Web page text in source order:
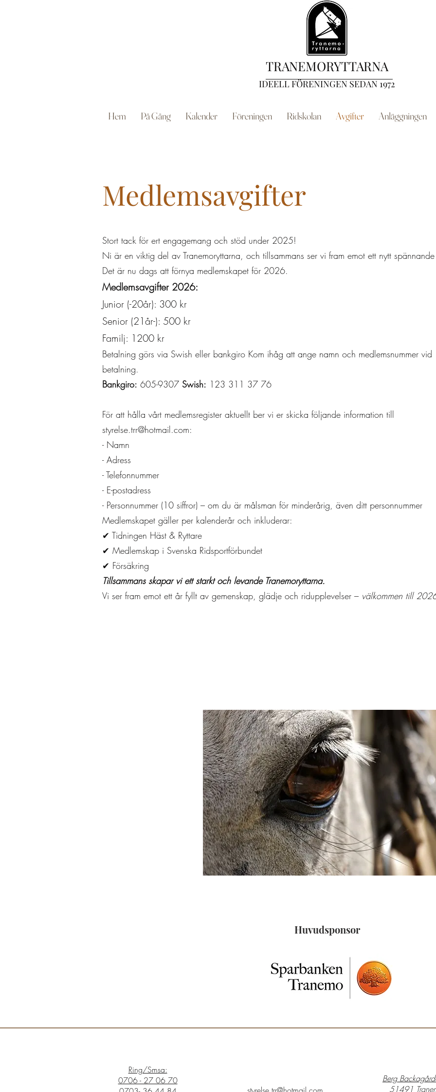
TRANEMORYTTARNA
IDEELL FÖRENINGEN SEDAN 1972
Hem På Gång Kalender Föreningen Ridskolan Avgifter Anläggningen
Medlemsavgifter
Stort tack för ert engagemang och stöd under 2025!
Ni är en viktig del av Tranemoryttarna, och tillsammans ser vi fram emot ett nytt
Det är nu dags att förnya medlemskapet för 2026.
Medlemsavgifter 2026:
Junior (-20år): 300 kr
Senior (21år-): 500 kr
Familj: 1200 kr
Betalning görs via Swish eller bankgiro Kom ihåg att ange namn och medlemsnummer vid
betalning.
Bankgiro: 605-9307 Swish: 123 311 37 76
För att hålla vårt medlemsregister aktuellt ber vi er skicka följande information till
styrelse.trr@hotmail.com:
- Namn
- Adress
- Telefonnummer
- E-postadress
- Personnummer (10 siffror) – om du är målsman för minderårig, även ditt personnummer
Medlemskapet gäller per kalenderår och inkluderar:
✔ Tidningen Häst & Ryttare
✔ Medlemskap i Svenska Ridsportförbundet
✔ Försäkring
Tillsammans skapar vi ett starkt och levande Tranemoryttarna.
Vi ser fram emot ett år fyllt av gemenskap, glädje och ridupplevelser – välkommen till
Huvudsponsor
Ring/Smsa:
0706 - 27 06 70
Berg
51491